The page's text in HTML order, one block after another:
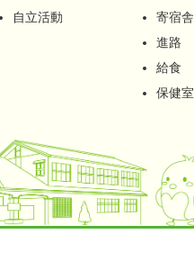
自立活動
寄宿舎
進路
給食
保健室